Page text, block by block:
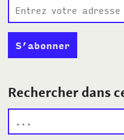
Rechercher dans